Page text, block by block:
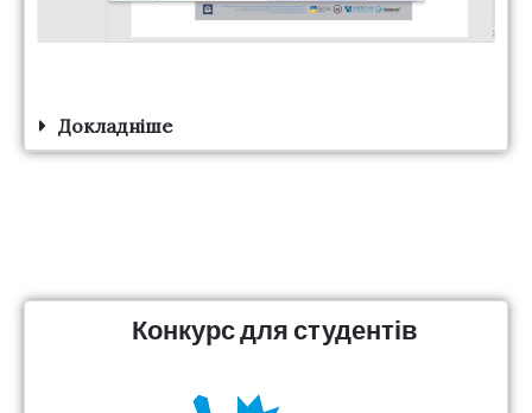
Докладніше
Конкурс для студентів